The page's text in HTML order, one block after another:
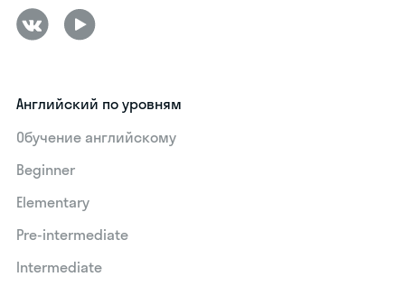
Английский по уровням
Обучение английскому
Beginner
Elementary
Pre-intermediate
Intermediate